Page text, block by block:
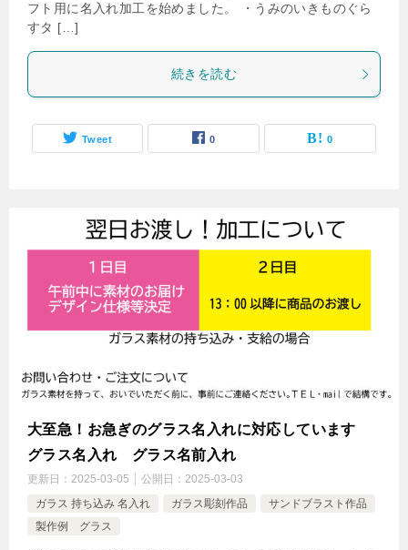
フト用に名入れ加工を始めました。 ・うみのいきものぐら
すタ […]
続きを読む
Tweet 0 0
大至急！お急ぎのグラス名入れに対応しています
グラス名入れ グラス名前入れ
更新日： 2025-03-05 公開日： 2025-03-03
ガラス 持ち込み 名入れ
ガラス彫刻作品
サンドブラスト作品
製作例 グラス